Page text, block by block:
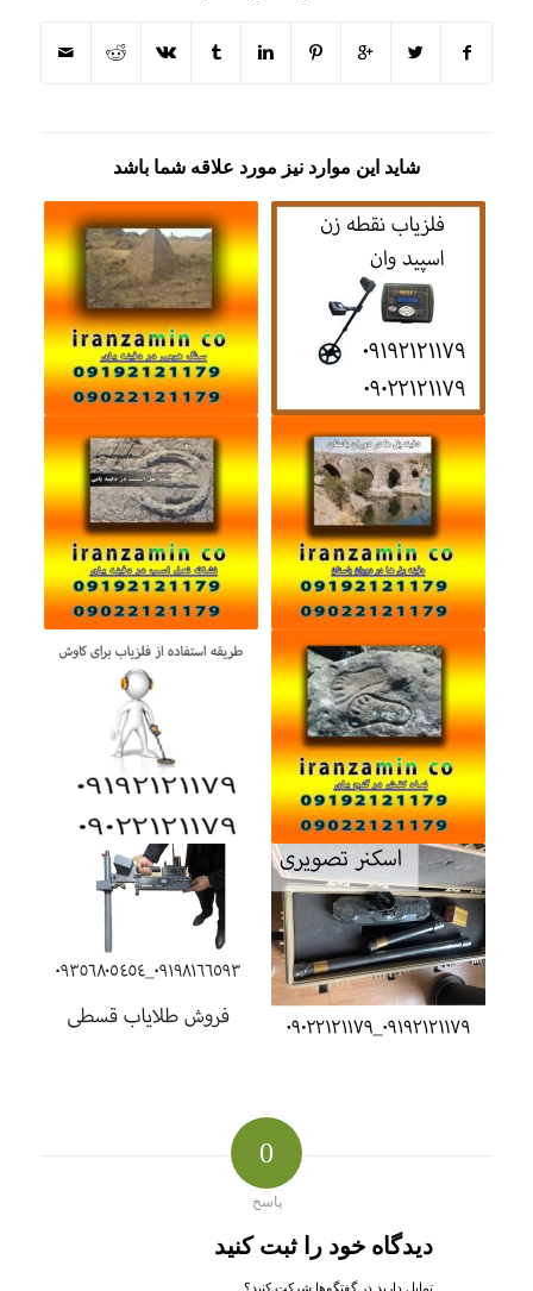
شاید این موارد نیز مورد علاقه شما باشد
0
پاسخ
دیدگاه خود را ثبت کنید
تمایل دارید در گفتگوها شرکت کنید؟